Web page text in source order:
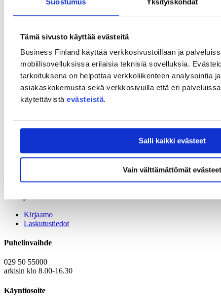
Tämä sivusto käyttää evästeitä
Business Finland käyttää verkkosivustoillaan ja
mobiilisovelluksissa erilaisia teknisiä sovelluksia.
tarkoituksena on helpottaa verkkoliikenteen analysointia
asiakaskokemusta sekä verkkosivuilla että eri
käytettävistä evästeistä.
Salli kaikki evästeet
Vain välttämättömät evästeet
Sanna-Mari Renfors, Satakunnan ammattikorkeakoulu
Emmanuel Acquah
, Åbo Akademi:
Inclusion through mediation, INCLUDE ME
Designing and supporting inclusive practices in Higher
Education, Inclusive HE
Kysymyksiä hankkeille sekä yleisesti hakukierroksesta
englanti. Osallistumislinkki lähetetään ilmoittautuneille ennen
tilaisuutta.
Opetushallituksen sivullatilaisuuden
Kirjaamo
Laskutustiedot
Puhelinvaihde
029 50 55000
arkisin klo 8.00-16.30
Käyntiosoite